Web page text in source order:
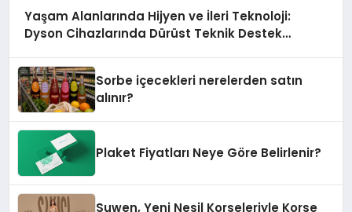
Yaşam Alanlarında Hijyen ve İleri Teknoloji:
Dyson Cihazlarında Dürüst Teknik Destek
Sorbe içecekleri nerelerden satın
alınır?
Plaket Fiyatları Neye Göre Belirlenir?
Suwen, Yeni Nesil Korseleriyle Korse